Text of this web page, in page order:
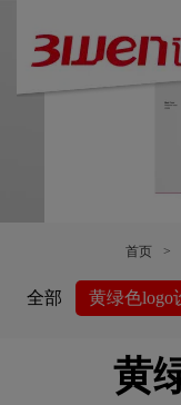
首页 >
全部 黄绿色logo
白酒logo设计 博
黄